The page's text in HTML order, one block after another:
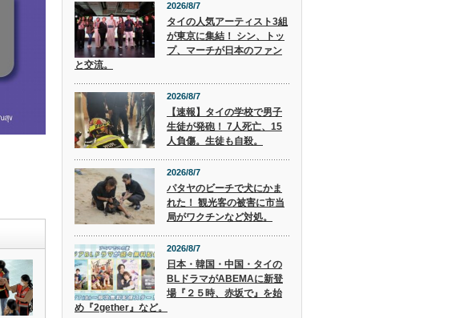
2026/8/7
タイの人気アーティスト3組
が東京に集結！ シン、トッ
プ、マーチが日本のファン
と交流。
2026/8/7
【速報】タイの学校で男子
生徒が発砲！ 7人死亡、15
人負傷。生徒も自殺。
2026/8/7
パタヤのビーチで犬にかま
れた！ 観光客の被害に市当
局がワクチンなど対処。
2026/8/7
日本・韓国・中国・タイの
BLドラマがABEMAに新登
場『２５時、赤坂で』を始
め『2gether』など。